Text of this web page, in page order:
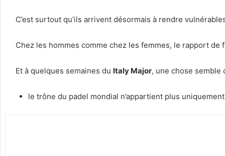
C’est surtout qu’ils arrivent désormais à rendre
Chez les hommes comme chez les femmes, le rapport de
Et à quelques semaines du Italy Major, une chose semble
le trône du padel mondial n’appartient plus